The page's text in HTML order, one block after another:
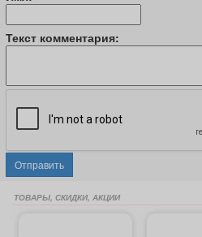
Текст комментария:
Отправить
ТОВАРЫ, СКИДКИ, АКЦИИ